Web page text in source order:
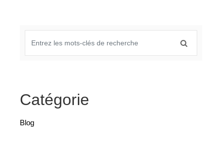
Catégorie
Blog